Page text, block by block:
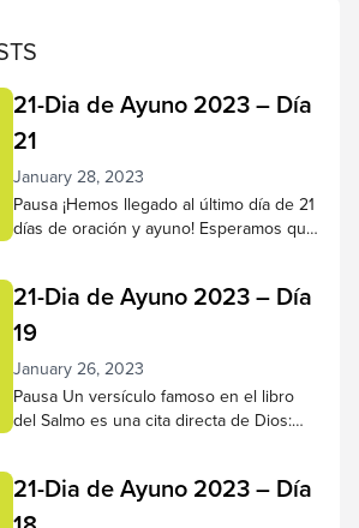
21-Dia de Ayuno 2023 – Día
21
January 28, 2023
Pausa ¡Hemos llegado al último día de 21
días de oración y ayuno! Esperamos que
capacidad para escucharlo y confiar en
Él haya crecido más plenamente. Haz
una pausa para reflexionar sobre lo que
Dios ha hecho en tu corazón...
21-Dia de Ayuno 2023 – Día
19
January 26, 2023
Pausa Un versículo famoso en el libro
del Salmo es una cita directa de Dios:
exaltado en la tierra”.– Salmo 46:10 NVI
Hagámoslo hoy. Pase de 5 a 10 minutos
21-Dia de Ayuno 2023 – Día